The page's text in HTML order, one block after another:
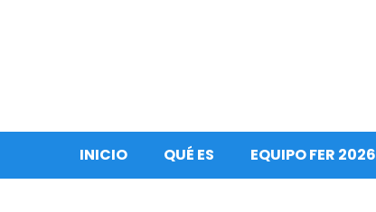
INICIO QUÉ ES EQUIPO FER 2026